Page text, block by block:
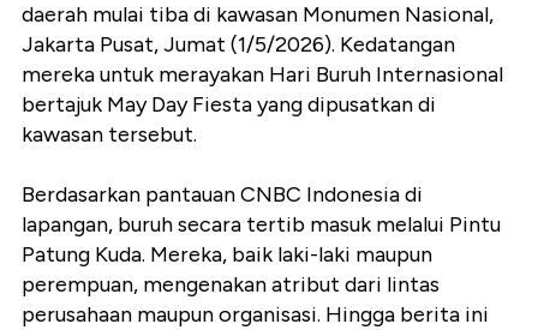
daerah mulai tiba di kawasan Monumen Nasional,
Jakarta Pusat, Jumat (1/5/2026). Kedatangan
mereka untuk merayakan Hari Buruh Internasional
bertajuk May Day Fiesta yang dipusatkan di
kawasan tersebut.
Berdasarkan pantauan CNBC Indonesia di
lapangan, buruh secara tertib masuk melalui Pintu
Patung Kuda. Mereka, baik laki-laki maupun
perempuan, mengenakan atribut dari lintas
perusahaan maupun organisasi. Hingga berita ini